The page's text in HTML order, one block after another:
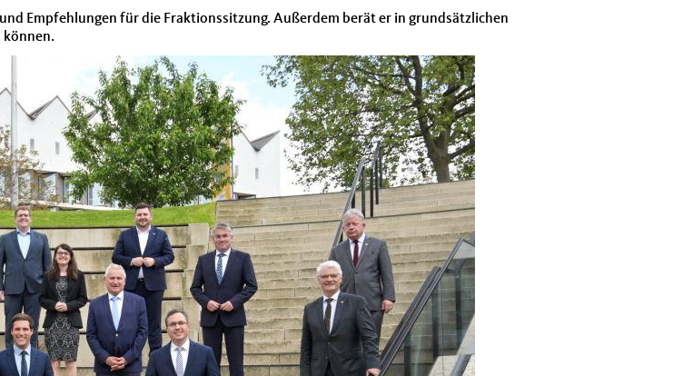
Empfehlungen für die Fraktionssitzung. Außerdem berät er in grundsätzlichen
können.